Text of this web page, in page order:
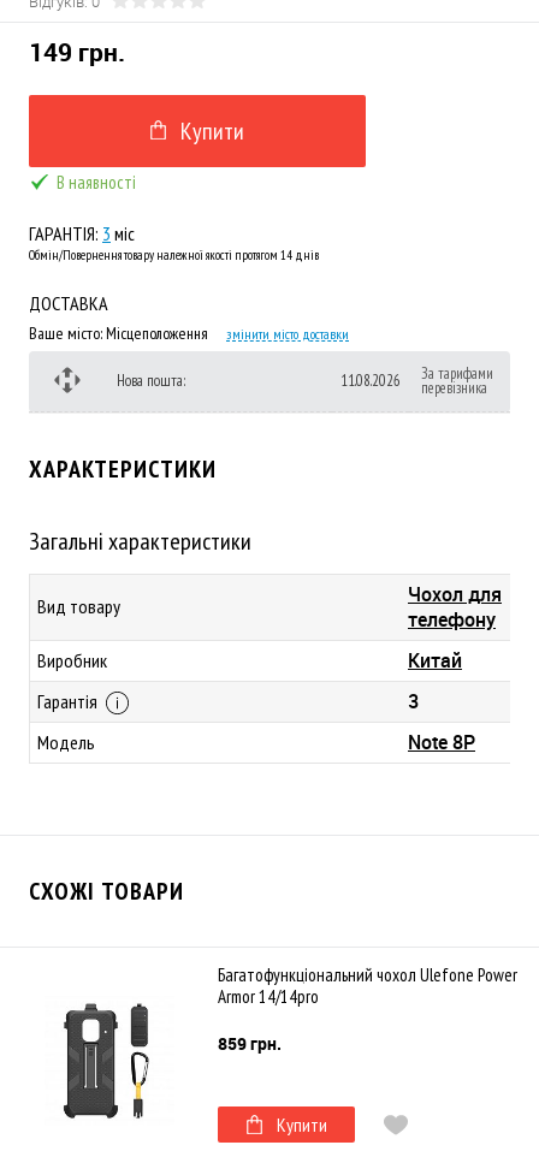
149 грн.
Купити
В наявності
ГАРАНТІЯ: 3 міс
Обмін/Повернення товару належної якості протягом 14 днів
ДОСТАВКА
Ваше місто:Місцеположення змінити місто доставки
Нова пошта: 11.08.2026 За тарифами
перевізника
ХАРАКТЕРИСТИКИ
Загальні характеристики
Вид товару
Чохол для
телефону
Виробник Китай
Гарантія 3
Модель Note 8P
СХОЖІ ТОВАРИ
Багатофункціональний чохол Ulefone Power
Armor 14/14pro
859 грн.
Купити